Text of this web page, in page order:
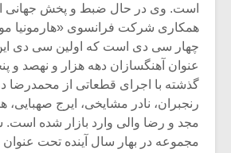
است. وی در حال ضبط و پخش جهانی
همکاری شرکت فرانسوی «هارمونیا
چهار سی دی است که اولین سی دی
عنوان آهنگسازان دهه هزار و نهصد و
گذشته با اجرای قطعاتی از محمدرضا
رنجبران، نادر مشایخی، ایرج
مجد و رضا والی وارد بازار شده
مجموعه در بهار سال آینده تحت